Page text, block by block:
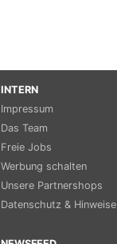
INTERN
Impressum
Das Team
Freie Jobs
Werbung schalten
Unsere Partnershops
Datenschutz & Hinweise